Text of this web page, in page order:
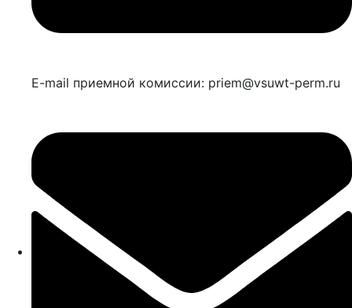
E-mail приемной комиссии: priem@vsuwt-perm.ru